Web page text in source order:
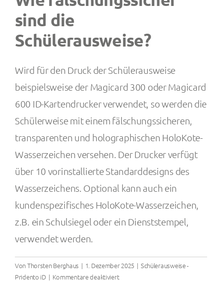
sind die
Schülerausweise?
Wird für den Druck der Schülerausweise
beispielsweise der Magicard 300 oder Magicard
600 ID-Kartendrucker verwendet, so werden die
Schülerweise mit einem fälschungssicheren,
transparenten und holographischen HoloKote-
Wasserzeichen versehen. Der Drucker verfügt
über 10 vorinstallierte Standarddesigns des
Wasserzeichens. Optional kann auch ein
kundenspezifisches HoloKote-Wasserzeichen,
z.B. ein Schulsiegel oder ein Dienststempel,
verwendet werden.
VonThorsten Berghaus | 1. Dezember 2025 | Schülerausweise -
Pridento iD | Kommentare deaktiviertfür